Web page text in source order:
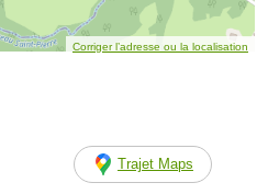
Corriger l’adresse ou la localisation
Trajet Maps